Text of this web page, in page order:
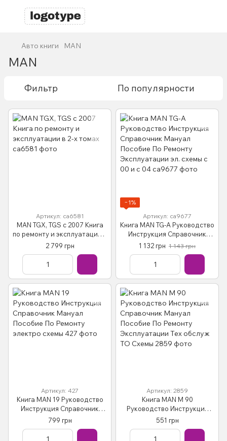
Авто книги MAN
MAN
Фильтр По популярности
Артикул: са6581
MAN TGX, TGS с 2007 Книга
по ремонту и эксплуатации в
2-х томах
2 799 грн
−1%
Артикул: са9677
Книга MAN TG-A Руководство
Инструкция Справочник
Мануал Пособие По Ремонту
Эксплуатации эл. схемы с 00
1 132 грн 1 143 грн
Артикул: 427
Книга MAN 19 Руководство
Инструкция Справочник
Мануал Пособие По Ремонту
электро схемы
799 грн
Артикул: 2859
Книга MAN М 90
Руководство Инструкция
Справочник Мануал
Пособие По Ремонту
Эксплуатации Тех обслуж ТО
551 грн